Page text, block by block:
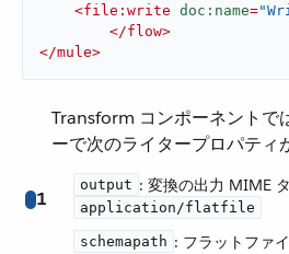
<file:write doc:name=
</flow>
</mule>
1
Transform コンポーネントで
ーで次のライタープロパティ
output ​: 変換の出力 MIME
application/flatfile
schemapath ​: フラットファ